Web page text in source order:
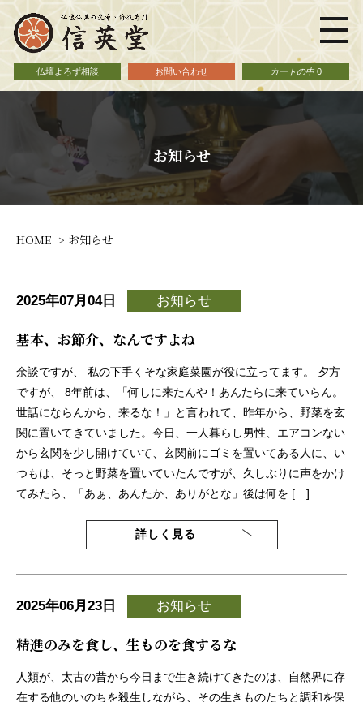
仏壇よろず相談 お問い合わせ カートの中 0
お知らせ
HOME お知らせ
2025年07月04日 お知らせ
基本、お節介、なんですよね
余談ですが、 私の下手くそな家庭菜園が役に立ってます。 夕方
ですが、 8年前は、「何しに来たんや！あんたらに来ていらん。
世話にならんから、来るな！」と言われて、昨年から、野菜を玄
関に置いてきていました。今日、一人暮らし男性、エアコンない
から玄関を少し開けていて、玄関前にゴミを置いてある人に、い
つもは、そっと野菜を置いていたんですが、久しぶりに声をかけ
てみたら、「あぁ、あんたか、ありがとな」後は何を […]
詳しく見る
2025年06月23日 お知らせ
精進のみを食し、生ものを食するな
人類が、太古の昔から今日まで生き続けてきたのは、自然界に存
在する他のいのちを殺生しながら、その生きものたちと調和を保